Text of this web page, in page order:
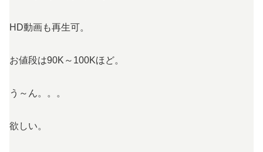
HD動画も再生可。
お値段は90K～100Kほど。
う～ん。。。
欲しい。